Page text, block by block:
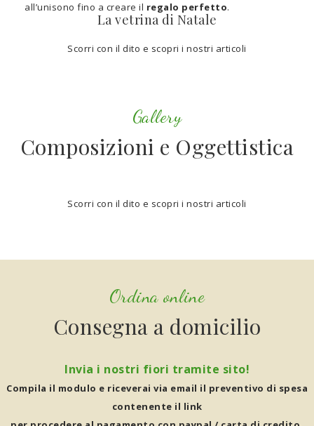
all’unisono fino a creare il regalo perfetto.
La vetrina di Natale
Scorri con il dito e scopri i nostri articoli
Gallery
Composizioni e Oggettistica
Scorri con il dito e scopri i nostri articoli
Ordina online
Consegna a domicilio
Invia i nostri fiori tramite sito!
Compila il modulo e riceverai via email il preventivo di spesa
contenente il link